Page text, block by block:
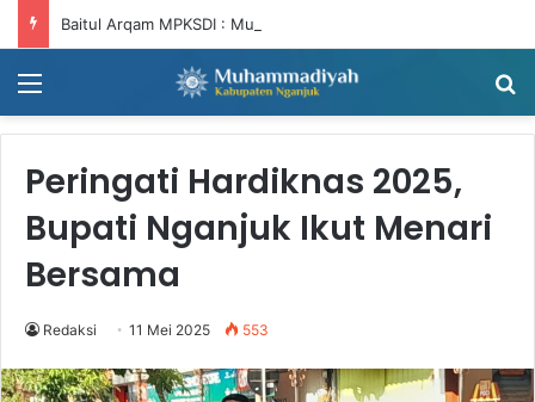
Menu
Peringati Hardiknas 2025,
Bupati Nganjuk Ikut Menari
Bersama
Redaksi 11 Mei 2025 553